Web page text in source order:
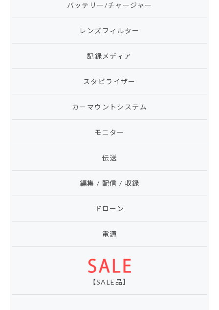
バッテリー/チャージャー
レンズフィルター
記録メディア
スタビライザー
カーマウントシステム
モニター
伝送
編集 / 配信 / 収録
ドローン
電源
【SALE品】